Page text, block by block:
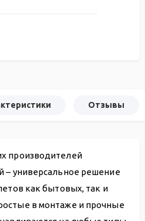
Отзывы
производителей
– универсальное решение
как бытовых, так и
в монтаже и прочные